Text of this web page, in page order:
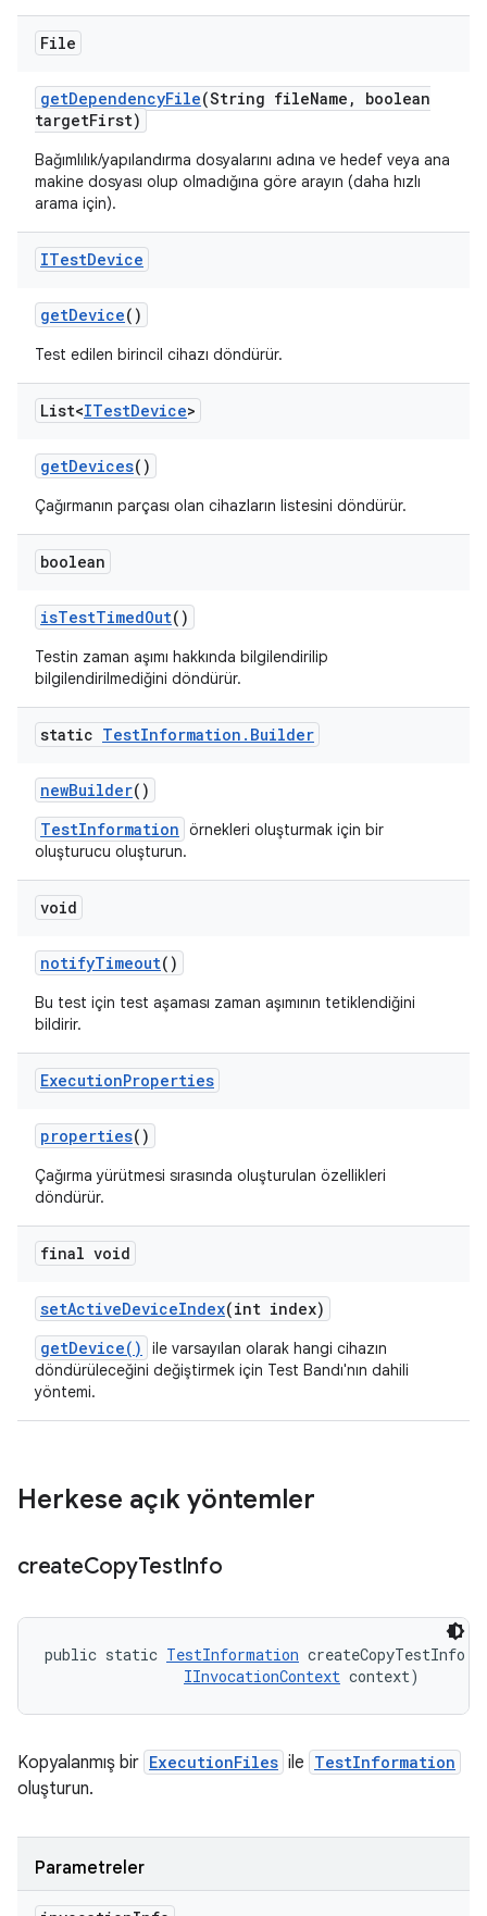
File
getDependencyFile(String fileName ,
boolean
targetFirst)
Bağımlılık/yapılandırma dosyalarını adına ve hedef veya ana
makine dosyası olup olmadığına göre arayın (daha hızlı
arama için).
ITestDevice
getDevice()
Test edilen birincil cihazı döndürür.
List<ITestDevice>
getDevices()
Çağırmanın parçası olan cihazların listesini döndürür.
boolean
isTestTimedOut()
Testin zaman aşımı hakkında bilgilendirilip
bilgilendirilmediğini döndürür.
static TestInformation . Builder
newBuilder()
TestInformation örnekleri oluşturmak için bir
oluşturucu oluşturun.
void
notifyTimeout()
Bu test için test aşaması zaman aşımının tetiklendiğini
bildirir.
ExecutionProperties
properties()
Çağırma yürütmesi sırasında oluşturulan özellikleri
döndürür.
final void
setActiveDeviceIndex(int index)
getDevice()
ile varsayılan olarak hangi cihazın
döndürüleceğini değiştirmek için Test Bandı'nın dahili
yöntemi.
Herkese açık yöntemler
createCopyTestInfo
public static TestInformation createCopyTestInfo (
IInvocationContext context)
Kopyalanmış bir ExecutionFiles ile TestInformation
oluşturun.
Parametreler